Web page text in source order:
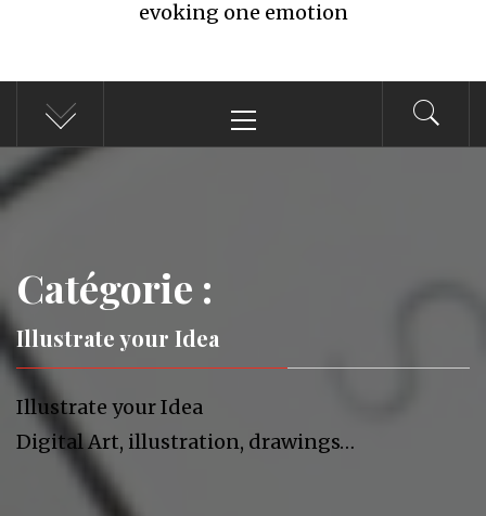
evoking one emotion
principal
Catégorie :
Illustrate your Idea
Illustrate your Idea
Digital Art, illustration, drawings…